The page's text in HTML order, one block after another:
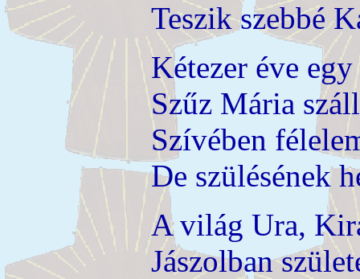
Teszik szebbé
Kétezer éve
Szűz Mária
Szívében
De szülésének
A világ Ura,
Jászolban